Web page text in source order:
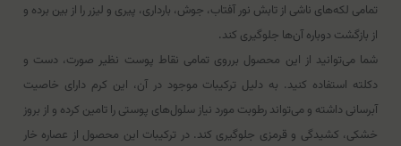
تمامی لکه‌های ناشی از تابش نور آفتاب، جوش، بارداری، پیری و لیزر را از بین برده و
از بازگشت دوباره آن‌ها جلوگیری کند.
شما می‌توانید از این محصول برروی تمامی نقاط پوست نظیر صورت، دست و
دکلته استفاده کنید. به دلیل ترکیبات موجود در آن، این کرم دارای خاصیت
آبرسانی داشته و می‌تواند رطوبت مورد نیاز سلول‌های پوستی را تامین کرده و از بروز
خشکی، کشیدگی و قرمزی جلوگیری کند. در ترکیبات این محصول از عصاره خار